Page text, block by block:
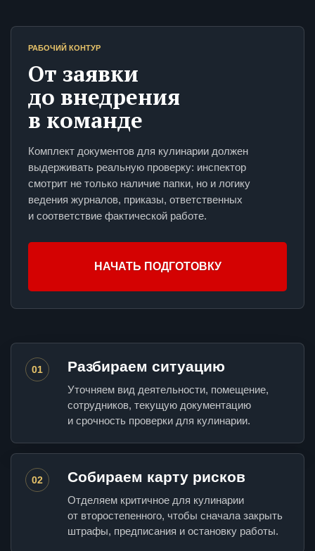
РАБОЧИЙ КОНТУР
От заявки
до внедрения
в команде
Комплект документов для кулинарии должен
выдерживать реальную проверку: инспектор
смотрит не только наличие папки, но и логику
ведения журналов, приказы, ответственных
и соответствие фактической работе.
НАЧАТЬ ПОДГОТОВКУ
01 Разбираем ситуацию
Уточняем вид деятельности, помещение,
сотрудников, текущую документацию
и срочность проверки для кулинарии.
02 Собираем карту рисков
Отделяем критичное для кулинарии
от второстепенного, чтобы сначала закрыть
штрафы, предписания и остановку работы.